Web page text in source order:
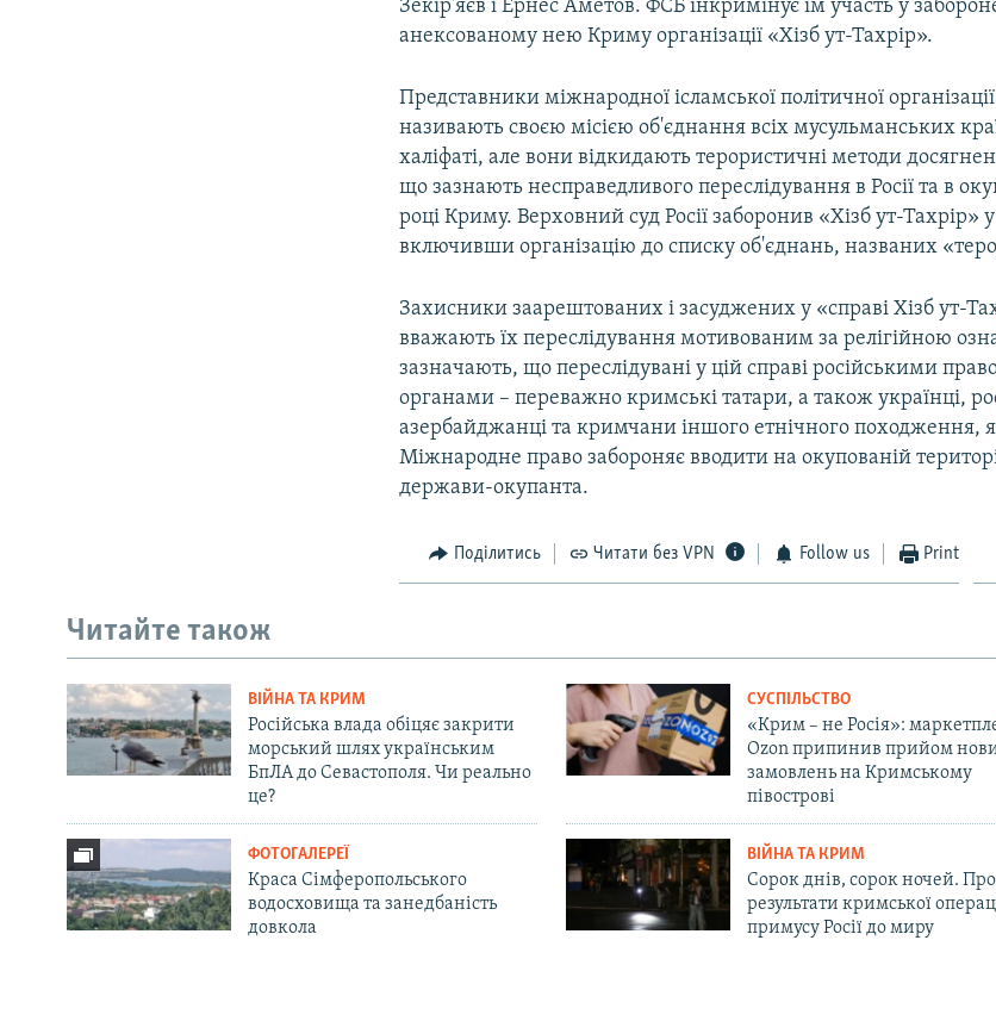
Зекір'яєв і Ернес Аметов. ФСБ інкримінує їм участь у
анексованому нею Криму організації «Хізб ут-Тахрір».
Представники міжнародної ісламської політичної
називають своєю місією об'єднання всіх мусульманських
халіфаті, але вони відкидають терористичні методи
що зазнають несправедливого переслідування в Росії та в
році Криму. Верховний суд Росії заборонив «Хізб ут-Тахрір»
включивши організацію до списку об'єднань, названих
Захисники заарештованих і засуджених у «справі Хізб ут-
вважають їх переслідування мотивованим за релігійною
зазначають, що переслідувані у цій справі російськими
органами – переважно кримські татари, а також українці,
азербайджанці та кримчани іншого етнічного походження,
Міжнародне право забороняє вводити на окупованій
держави-окупанта.
Поділитись Читати без VPN Follow us Print
Читайте також
ВІЙНА ТА КРИМ
Російська влада обіцяє закрити
морський шлях українським
БпЛА до Севастополя. Чи реально
це?
СУСПІЛЬСТВО
«Крим – не Росія»:
Ozon припинив прийом
замовлень на Кримському
півострові
ФОТОГАЛЕРЕЇ
Краса Сімферопольського
водосховища та занедбаність
довкола
ВІЙНА ТА КРИМ
Сорок днів, сорок ночей. Про
результати кримської
примусу Росії до миру